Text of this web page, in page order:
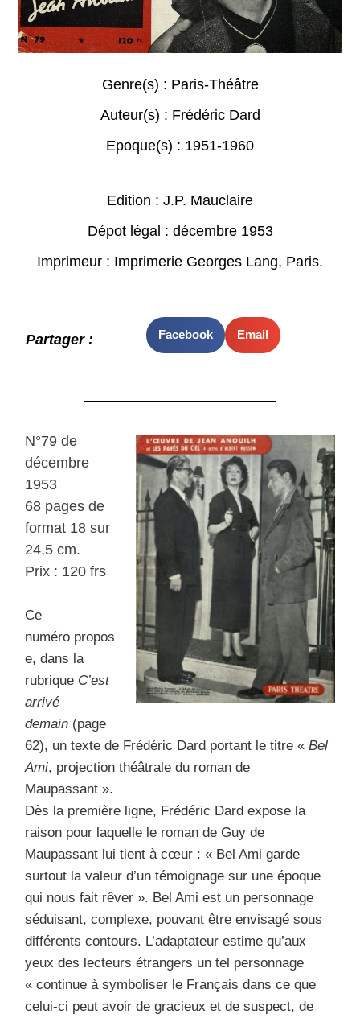
Genre(s) : Paris-Théâtre
Auteur(s) : Frédéric Dard
Epoque(s) : 1951-1960
Edition : J.P. Mauclaire
Dépot légal : décembre 1953
Imprimeur : Imprimerie Georges Lang, Paris.
Partager : Facebook Email
N°79 de
décembre
1953
68 pages de
format 18 sur
24,5 cm.
Prix : 120 frs
Ce
numéro propos
e, dans la
rubrique C’est
arrivé
demain (page
62), un texte de Frédéric Dard portant le titre «Bel
Ami, projection théâtrale du roman de
Maupassant ».
Dès la première ligne, Frédéric Dard expose la
raison pour laquelle le roman de Guy de
Maupassant lui tient à cœur : « Bel Ami garde
surtout la valeur d’un témoignage sur une époque
qui nous fait rêver ». Bel Ami est un personnage
séduisant, complexe, pouvant être envisagé sous
différents contours. L’adaptateur estime qu’aux
yeux des lecteurs étrangers un tel personnage
« continue à symboliser le Français dans ce que
celui-ci peut avoir de gracieux et de suspect, de